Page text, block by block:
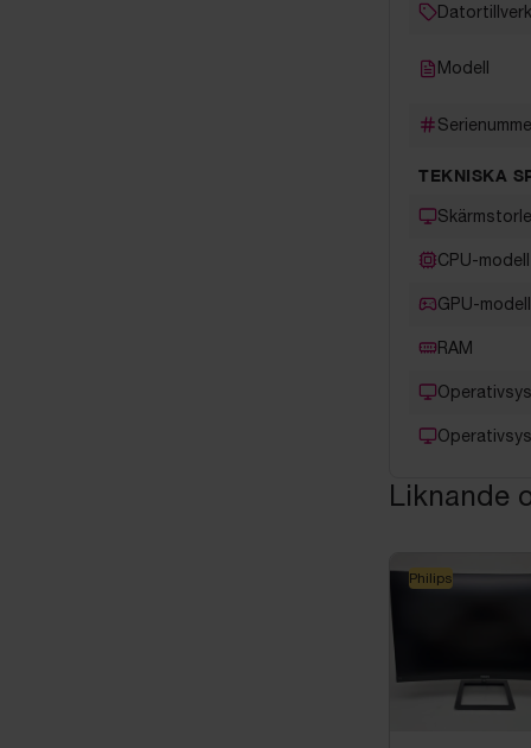
Modell
TEKNISKA
CPU-modell
GPU-modell
RAM
Liknande
Philips